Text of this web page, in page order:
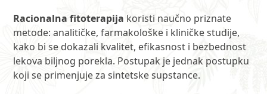
Racionalna fitoterapija koristi naučno priznate
metode: analitičke, farmakološke i kliničke studije,
kako bi se dokazali kvalitet, efikasnost i bezbednost
lekova biljnog porekla. Postupak je jednak postupku
koji se primenjuje za sintetske supstance.